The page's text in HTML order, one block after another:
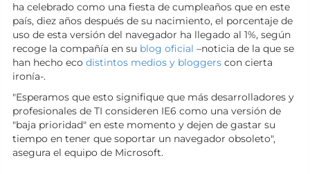
ha celebrado como una fiesta de cumpleaños que en este
país, diez años después de su nacimiento, el porcentaje de
uso de esta versión del navegador ha llegado al 1%, según
recoge la compañía en su blog oficial –noticia de la que se
han hecho eco distintos medios y bloggers con cierta
ironía-.
"Esperamos que esto signifique que más desarrolladores y
profesionales de TI consideren IE6 como una versión de
"baja prioridad" en este momento y dejen de gastar su
tiempo en tener que soportar un navegador obsoleto",
asegura el equipo de Microsoft.